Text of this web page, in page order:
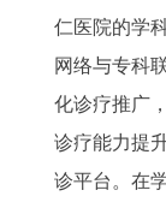
仁医院的学
网络与专科
化诊疗推广
诊疗能力提
诊平台。在